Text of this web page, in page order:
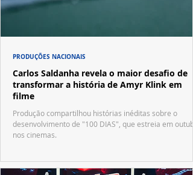
Carlos Saldanha revela o maior desafio de
transformar a história de Amyr Klink em
filme
Produção compartilhou histórias inéditas sobre o
desenvolvimento de "100 DIAS", que estreia em
nos cinemas.
PRODUÇÕES NACIONAIS